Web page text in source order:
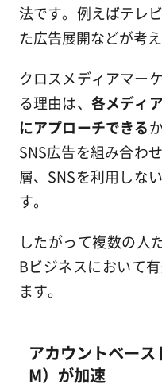
法です。例えばテレ
た広告展開などが考え
クロスメディアマー
る理由は、 各メディ
にアプローチできる
SNS広告を組み合わ
層、SNSを利用しな
す。
したがって複数の人
Bビジネスにおいて
ます。
アカウントベー
M）が加速